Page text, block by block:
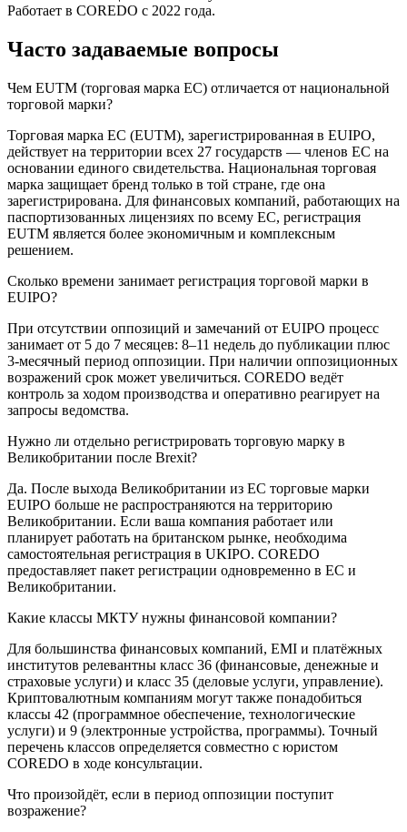
Работает в COREDO с 2022 года.
Часто задаваемые вопросы
Чем EUTM (торговая марка ЕС) отличается от национальной
торговой марки?
Торговая марка ЕС (EUTM), зарегистрированная в EUIPO,
действует на территории всех 27 государств — членов ЕС на
основании единого свидетельства. Национальная торговая
марка защищает бренд только в той стране, где она
зарегистрирована. Для финансовых компаний, работающих на
паспортизованных лицензиях по всему ЕС, регистрация
EUTM является более экономичным и комплексным
решением.
Сколько времени занимает регистрация торговой марки в
EUIPO?
При отсутствии оппозиций и замечаний от EUIPO процесс
занимает от 5 до 7 месяцев: 8–11 недель до публикации плюс
3-месячный период оппозиции. При наличии оппозиционных
возражений срок может увеличиться. COREDO ведёт
контроль за ходом производства и оперативно реагирует на
запросы ведомства.
Нужно ли отдельно регистрировать торговую марку в
Великобритании после Brexit?
Да. После выхода Великобритании из ЕС торговые марки
EUIPO больше не распространяются на территорию
Великобритании. Если ваша компания работает или
планирует работать на британском рынке, необходима
самостоятельная регистрация в UKIPO. COREDO
предоставляет пакет регистрации одновременно в ЕС и
Великобритании.
Какие классы МКТУ нужны финансовой компании?
Для большинства финансовых компаний, EMI и платёжных
институтов релевантны класс 36 (финансовые, денежные и
страховые услуги) и класс 35 (деловые услуги, управление).
Криптовалютным компаниям могут также понадобиться
классы 42 (программное обеспечение, технологические
услуги) и 9 (электронные устройства, программы). Точный
перечень классов определяется совместно с юристом
COREDO в ходе консультации.
Что произойдёт, если в период оппозиции поступит
возражение?